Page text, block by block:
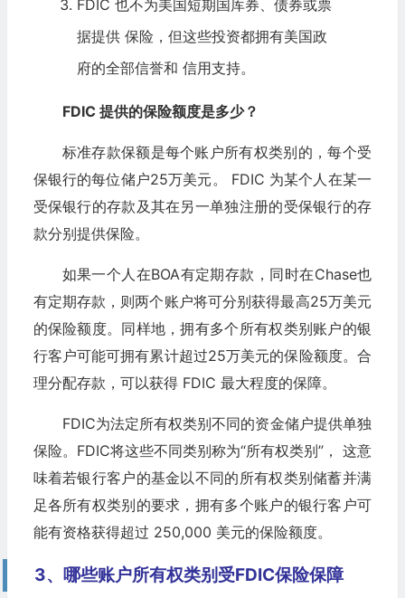
FDIC 也不为美国短期国库券、债券或票
据提供 保险，但这些投资都拥有美国政
府的全部信誉和 信用支持。
FDIC 提供的保险额度是多少？
标准存款保额是每个账户所有权类别的，每个受
保银行的每位储户25万美元。 FDIC 为某个人在某一
受保银行的存款及其在另一单独注册的受保银行的存
款分别提供保险。
如果一个人在BOA有定期存款，同时在Chase也
有定期存款，则两个账户将可分别获得最高25万美元
的保险额度。同样地，拥有多个所有权类别账户的银
行客户可能可拥有累计超过25万美元的保险额度。合
理分配存款，可以获得 FDIC 最大程度的保障。
FDIC为法定所有权类别不同的资金储户提供单独
保险。FDIC将这些不同类别称为“所有权类别”， 这意
味着若银行客户的基金以不同的所有权类别储蓄并满
足各所有权类别的要求，拥有多个账户的银行客户可
能有资格获得超过 250,000 美元的保险额度。
3、哪些账户所有权类别受FDIC保险保障